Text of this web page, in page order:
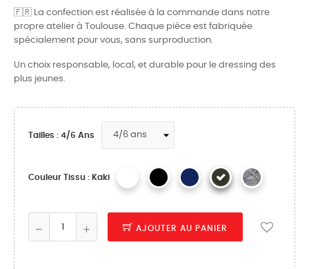
🇫🇷 La confection est réalisée à la commande dans notre
propre atelier à Toulouse. Chaque pièce est fabriquée
spécialement pour vous, sans surproduction.
Un choix responsable, local, et durable pour le dressing des
plus jeunes.
Tailles : 4/6 Ans
Couleur Tissu : Kaki
AJOUTER AU PANIER